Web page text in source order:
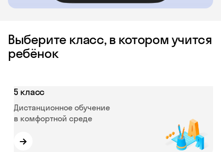
Выберите класс, в котором учится
ребёнок
5 класс
Дистанционное обучение
в комфортной среде
→